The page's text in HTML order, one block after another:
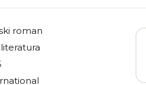
roman
literatura